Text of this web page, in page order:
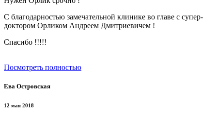
С благодарностью замечательной клинике во главе с супер-
доктором Орликом Андреем Дмитриевичем !
Спасибо !!!!!
Посмотреть полностью
Ева Островская
12 мая 2018